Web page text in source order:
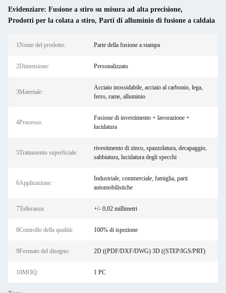
Evidenziare: Fusione a stiro su misura ad alta precisione,
Prodotti per la colata a stiro, Parti di alluminio di fusione a caldaia
1Nome del prodotto: Parte della fusione a stampa
2Dimensione: Personalizzato
3Materiale:
Acciaio inossidabile, acciaio al carbonio, lega,
ferro, rame, alluminio
4Processo:
Fusione di investimento + lavorazione +
lucidatura
5Trattamento superficiale:
rivestimento di zinco, spazzolatura, decapaggio,
sabbiatura, lucidatura degli specchi
6Applicazione:
Industriale, commerciale, famiglia, parti
automobilistiche
7Tolleranza: +/- 0,02 millimetri
8Controllo della qualità: 100% di ispezione
9Formato del disegno: 2D ((PDF/DXF/DWG) 3D ((STEP/IGS/PRT)
10MOQ: 1 PC